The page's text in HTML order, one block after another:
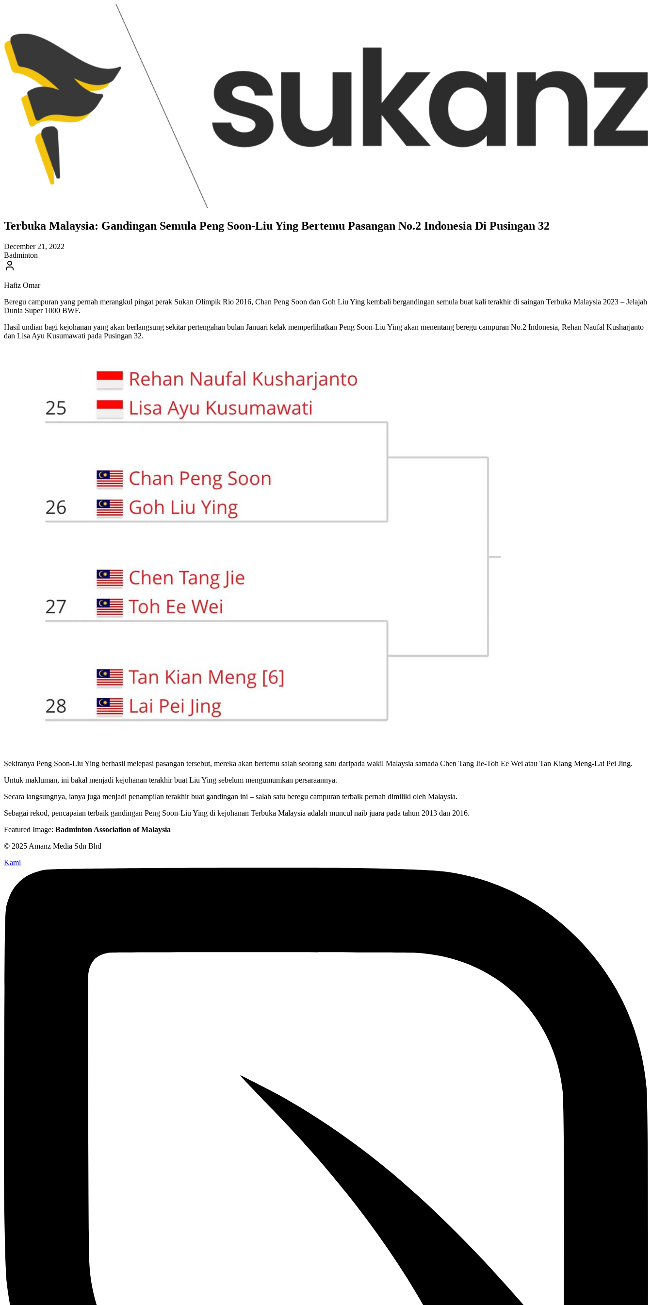
Terbuka Malaysia: Gandingan Semula Peng Soon-Liu Ying Bertemu Pasangan No.2 Indonesia Di Pusingan 32
December 21, 2022
Badminton
Hafiz Omar
Beregu campuran yang pernah merangkul pingat perak Sukan Olimpik Rio 2016, Chan Peng Soon dan Goh Liu Ying kembali bergandingan semula buat kali terakhir di saingan Terbuka Malaysia 2023 – Jelajah
Dunia Super 1000 BWF.
Hasil undian bagi kejohanan yang akan berlangsung sekitar pertengahan bulan Januari kelak memperlihatkan Peng Soon-Liu Ying akan menentang beregu campuran No.2 Indonesia, Rehan Naufal Kusharjanto
dan Lisa Ayu Kusumawati pada Pusingan 32.
Sekiranya Peng Soon-Liu Ying berhasil melepasi pasangan tersebut, mereka akan bertemu salah seorang satu daripada wakil Malaysia samada Chen Tang Jie-Toh Ee Wei atau Tan Kiang Meng-Lai Pei Jing.
Untuk makluman, ini bakal menjadi kejohanan terakhir buat Liu Ying sebelum mengumumkan persaraannya.
Secara langsungnya, ianya juga menjadi penampilan terakhir buat gandingan ini – salah satu beregu campuran terbaik pernah dimiliki oleh Malaysia.
Sebagai rekod, pencapaian terbaik gandingan Peng Soon-Liu Ying di kejohanan Terbuka Malaysia adalah muncul naib juara pada tahun 2013 dan 2016.
Featured Image: Badminton Association of Malaysia
© 2025 Amanz Media Sdn Bhd
Kami